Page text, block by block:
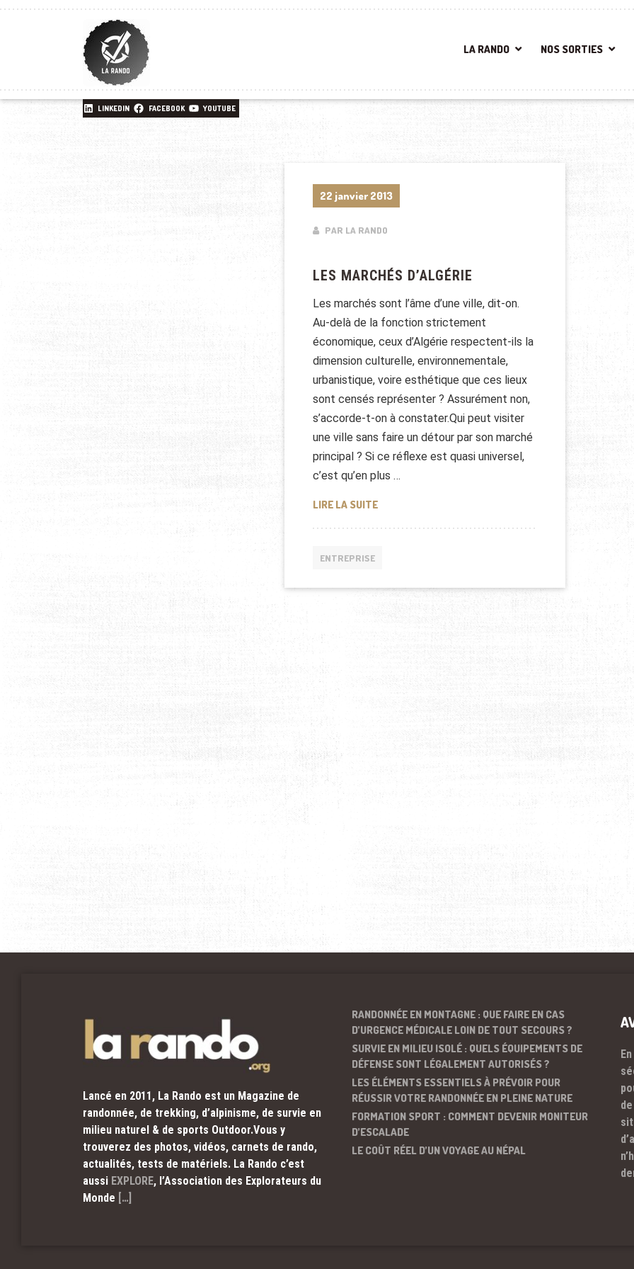
LA RANDO NOS SORTIES
LINKEDIN FACEBOOK YOUTUBE
22 janvier 2013
PAR LA RANDO
LES MARCHÉS D’ALGÉRIE
Les marchés sont l’âme d’une ville, dit-on.
Au-delà de la fonction strictement
économique, ceux d’Algérie respectent-ils la
dimension culturelle, environnementale,
urbanistique, voire esthétique que ces lieux
sont censés représenter ? Assurément non,
s’accorde-t-on à constater.Qui peut visiter
une ville sans faire un détour par son marché
principal ? Si ce réflexe est quasi universel,
c’est qu’en plus …
LIRE LA SUITELES MARCHÉS D’ALGÉRIE
ENTREPRISE
Lancé en 2011, La Rando est un Magazine de
randonnée, de trekking, d’alpinisme, de survie en
milieu naturel & de sports Outdoor.Vous y
trouverez des photos, vidéos, carnets de rando,
actualités, tests de matériels. La Rando c’est
aussi EXPLORE, l’Association des Explorateurs du
Monde […]
RANDONNÉE EN MONTAGNE : QUE FAIRE EN CAS
D’URGENCE MÉDICALE LOIN DE TOUT SECOURS ?
SURVIE EN MILIEU ISOLÉ : QUELS ÉQUIPEMENTS DE
DÉFENSE SONT LÉGALEMENT AUTORISÉS ?
LES ÉLÉMENTS ESSENTIELS À PRÉVOIR POUR
RÉUSSIR VOTRE RANDONNÉE EN PLEINE NATURE
FORMATION SPORT : COMMENT DEVENIR MONITEUR
D’ESCALADE
LE COÛT RÉEL D’UN VOYAGE AU NÉPAL